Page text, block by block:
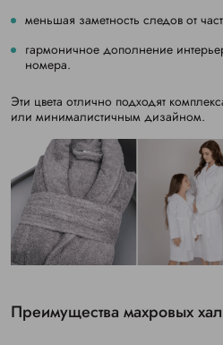
меньшая заметность следов от
гармоничное дополнение
номера.
Эти цвета отлично подходят
или минималистичным дизайном.
Преимущества махровых